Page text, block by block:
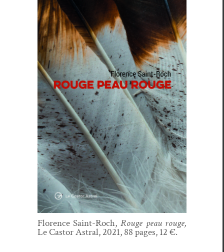
Flo­rence Saint-Roch, Rouge peau rouge,
Le Cas­tor Astral, 2021, 88 pages, 12 €.